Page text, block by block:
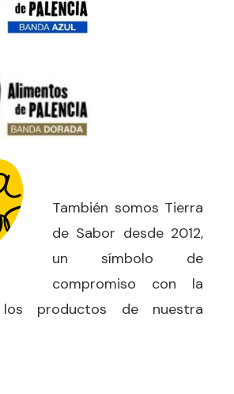
También somos Tierra
de Sabor desde 2012,
un símbolo de
compromiso con la
productos de nuestra